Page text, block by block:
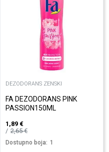
DEZODORANS ZENSKI
FA DEZODORANS PINK
PASSION150ML
1,89 €
2,65€
Dostupno boja: 1